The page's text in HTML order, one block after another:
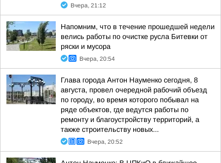
Вчера, 21:12
Напомним, что в течение прошедшей недели
велись работы по очистке русла Битевки от
ряски и мусора
Вчера, 20:54
Глава города Антон Науменко сегодня, 8
августа, провел очередной рабочий объезд
по городу, во время которого побывал на
ряде объектов, где ведутся работы по
ремонту и благоустройству территорий, а
также строительству новых...
Вчера, 20:52